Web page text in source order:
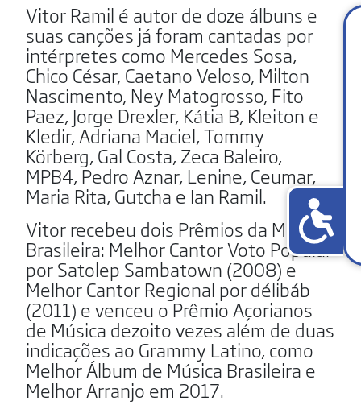
Vitor Ramil é autor de doze álbuns e
suas canções já foram cantadas por
intérpretes como Mercedes Sosa,
Chico César, Caetano Veloso, Milton
Nascimento, Ney Matogrosso, Fito
Paez, Jorge Drexler, Kátia B, Kleiton e
Kledir, Adriana Maciel, Tommy
Körberg, Gal Costa, Zeca Baleiro,
MPB4, Pedro Aznar, Lenine, Ceumar,
Maria Rita, Gutcha e Ian Ramil.
Vitor recebeu dois Prêmios da Música
Brasileira: Melhor Cantor Voto Popular
por Satolep Sambatown (2008) e
Melhor Cantor Regional por délibáb
(2011) e venceu o Prêmio Açorianos
de Música dezoito vezes além de duas
indicações ao Grammy Latino, como
Melhor Álbum de Música Brasileira e
Melhor Arranjo em 2017.